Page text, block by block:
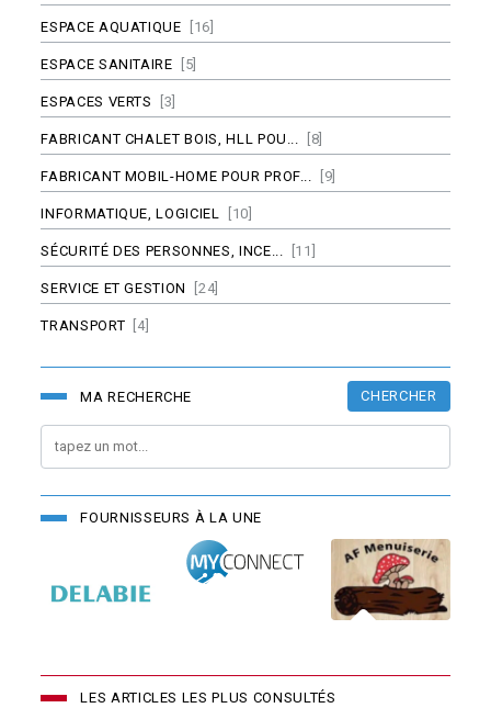
ESPACE AQUATIQUE [16]
ESPACE SANITAIRE [5]
ESPACES VERTS [3]
FABRICANT CHALET BOIS, HLL POU... [8]
FABRICANT MOBIL-HOME POUR PROF... [9]
INFORMATIQUE, LOGICIEL [10]
SÉCURITÉ DES PERSONNES, INCE... [11]
SERVICE ET GESTION [24]
TRANSPORT [4]
MA RECHERCHE CHERCHER
FOURNISSEURS À LA UNE
LES ARTICLES LES PLUS CONSULTÉS